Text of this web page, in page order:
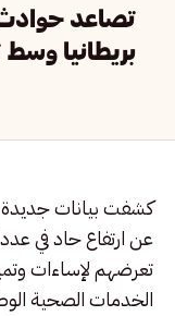
تصاعد
بريطانيا
كشفت بيانات
عن ارتفاع حاد في
تعرضهم لإساءات
الخدمات الصحية